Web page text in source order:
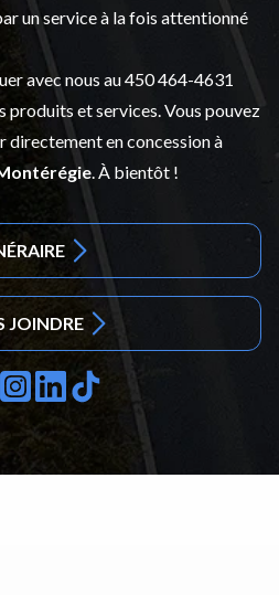
un service à la fois attentionné
avec nous au450 464-4631
produits et services. Vous pouvez
directement en concession à
. À bientôt !
JOINDRE